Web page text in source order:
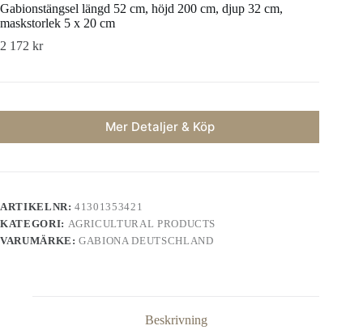
Gabionstängsel längd 52 cm, höjd 200 cm, djup 32 cm,
maskstorlek 5 x 20 cm
2 172 kr
Mer Detaljer & Köp
ARTIKELNR:41301353421
KATEGORI: AGRICULTURAL PRODUCTS
VARUMÄRKE:GABIONA DEUTSCHLAND
Beskrivning